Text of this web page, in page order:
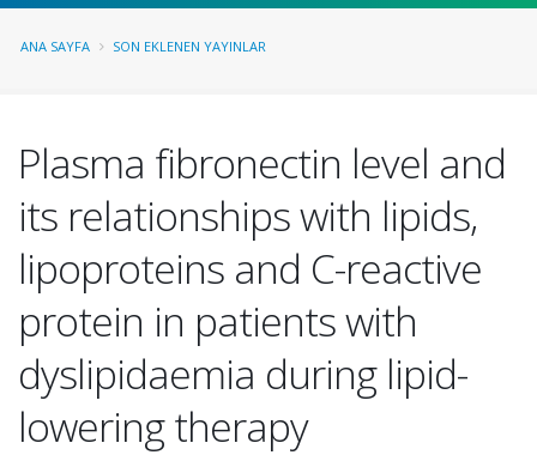
ANA SAYFA SON EKLENEN YAYINLAR
Plasma fibronectin level and
its relationships with lipids,
lipoproteins and C-reactive
protein in patients with
dyslipidaemia during lipid-
lowering therapy